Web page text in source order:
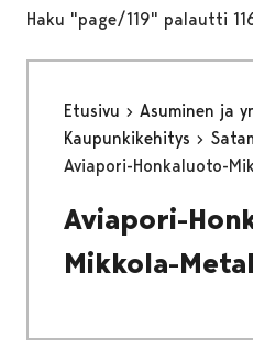
Haku "page/119" palautti
Etusivu
Asuminen ja
Kaupunkikehitys
Aviapori-Honkaluoto-
Aviapori-
Mikkola-